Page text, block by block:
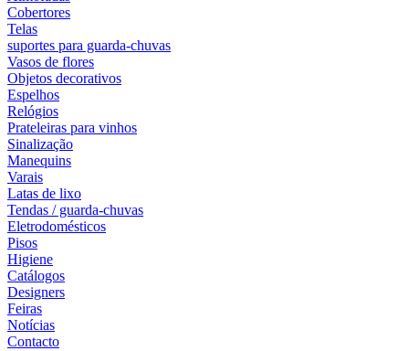
Cobertores
Telas
suportes para guarda-chuvas
Vasos de flores
Objetos decorativos
Espelhos
Relógios
Prateleiras para vinhos
Sinalização
Manequins
Varais
Latas de lixo
Tendas / guarda-chuvas
Eletrodomésticos
Pisos
Higiene
Catálogos
Designers
Feiras
Notícias
Contacto